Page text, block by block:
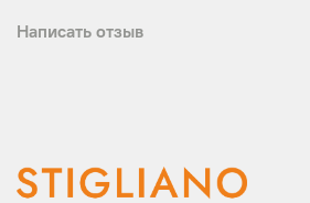
Написать отзыв